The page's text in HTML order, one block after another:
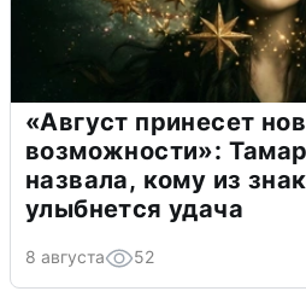
«Август принесет
возможности»:
назвала, кому из
улыбнется удача
8 августа 52